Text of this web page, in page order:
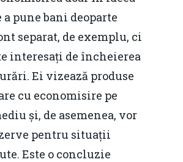
a pune bani deoparte
separat, de exemplu, ci
interesați de încheierea
Ei vizează produse
cu economisire pe
și, de asemenea, vor
pentru situații
Este o concluzie